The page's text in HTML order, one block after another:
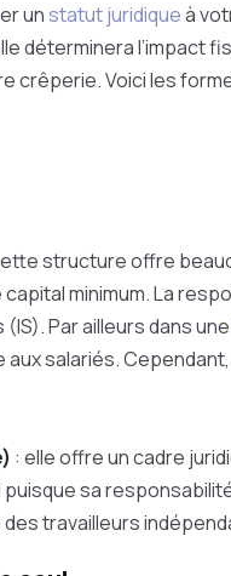
unstatut juridiqueà
déterminera l’impact
crêperie. Voici les
structure offre
minimum. La
Par ailleurs dans une
salariés. Cependant,
: elle offre un cadre
sa
travailleurs